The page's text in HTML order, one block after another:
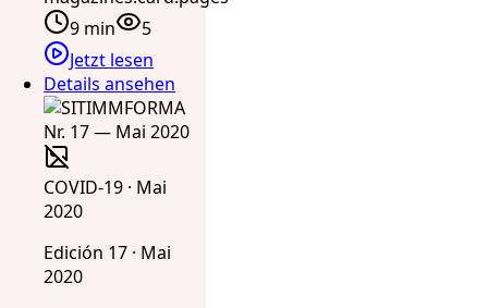
9 min
5
Jetzt lesen
Details ansehen
COVID-19 · Mai
2020
Edición 17 · Mai
2020